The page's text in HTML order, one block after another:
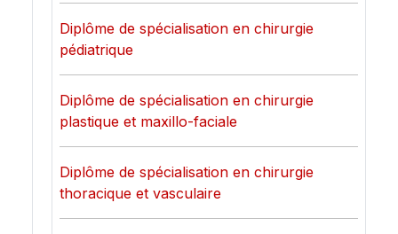
Diplôme de spécialisation en chirurgie
pédiatrique
Diplôme de spécialisation en chirurgie
plastique et maxillo-faciale
Diplôme de spécialisation en chirurgie
thoracique et vasculaire